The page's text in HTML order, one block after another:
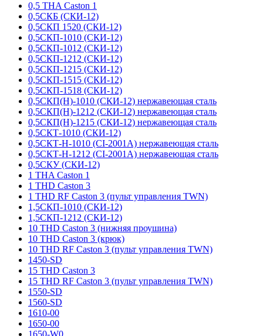
0,5 THA Caston 1
0,5СКБ (СКИ-12)
0,5СКП 1520 (СКИ-12)
0,5СКП-1010 (СКИ-12)
0,5СКП-1012 (СКИ-12)
0,5СКП-1212 (СКИ-12)
0,5СКП-1215 (СКИ-12)
0,5СКП-1515 (СКИ-12)
0,5СКП-1518 (СКИ-12)
0,5СКП(Н)-1010 (СКИ-12) нержавеющая сталь
0,5СКП(Н)-1212 (СКИ-12) нержавеющая сталь
0,5СКП(Н)-1215 (СКИ-12) нержавеющая сталь
0,5СКТ-1010 (СКИ-12)
0,5СКТ-Н-1010 (CI-2001A) нержавеющая сталь
0,5СКТ-Н-1212 (CI-2001A) нержавеющая сталь
0,5СКУ (СКИ-12)
1 THA Caston 1
1 THD Caston 3
1 THD RF Caston 3 (пульт управления TWN)
1,5СКП-1010 (СКИ-12)
1,5СКП-1212 (СКИ-12)
10 THD Caston 3 (нижняя проушина)
10 THD Caston 3 (крюк)
10 THD RF Caston 3 (пульт управления TWN)
1450-SD
15 THD Caston 3
15 THD RF Caston 3 (пульт управления TWN)
1550-SD
1560-SD
1610-00
1650-00